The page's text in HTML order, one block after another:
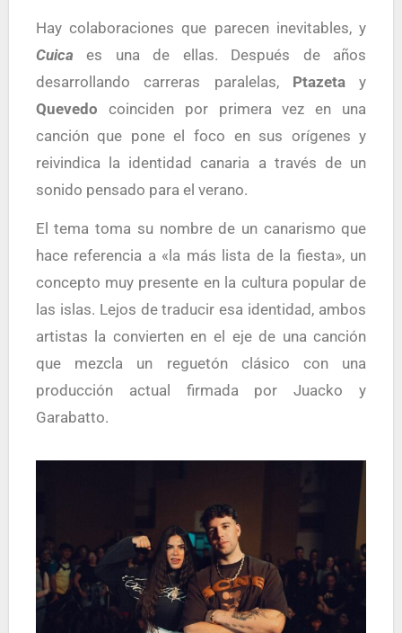
Hay colaboraciones que parecen inevitables, y
Cuica es una de ellas. Después de años
desarrollando carreras paralelas, Ptazetay
Quevedo coinciden por primera vez en una
canción que pone el foco en sus orígenes y
reivindica la identidad canaria a través de un
sonido pensado para el verano.
El tema toma su nombre de un canarismo que
hace referencia a «la más lista de la fiesta», un
concepto muy presente en la cultura popular de
las islas. Lejos de traducir esa identidad, ambos
artistas la convierten en el eje de una canción
que mezcla un reguetón clásico con una
producción actual firmada por Juacko y
Garabatto.